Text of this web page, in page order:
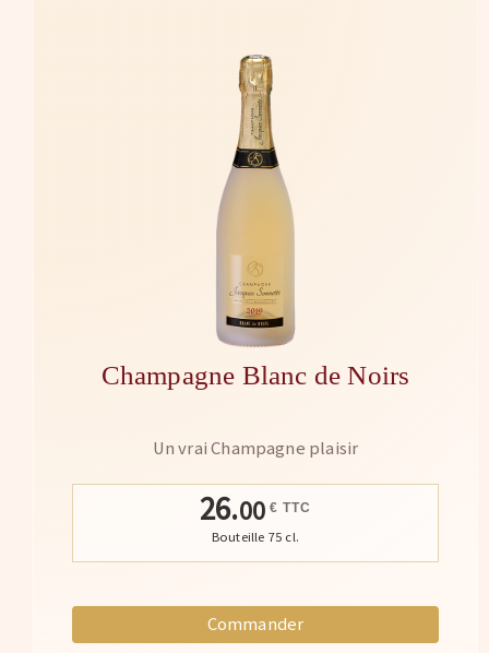
Champagne Blanc de Noirs
Un vrai Champagne plaisir
26.00 € TTC
Bouteille 75 cl.
Commander